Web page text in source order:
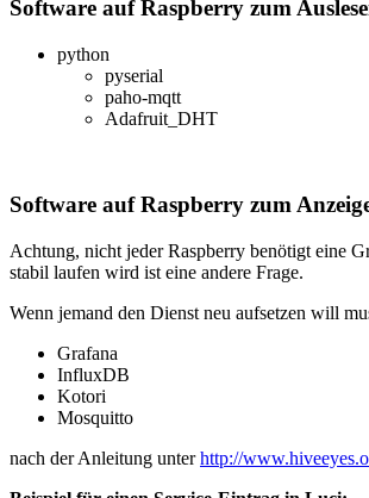
Software auf Raspberry zum
python
pyserial
paho-mqtt
Adafruit_DHT
Software auf Raspberry zum
Achtung, nicht jeder Raspberry benötigt eine
stabil laufen wird ist eine andere Frage.
Wenn jemand den Dienst neu aufsetzen will
Grafana
InfluxDB
Kotori
Mosquitto
nach der Anleitung unterhttp://